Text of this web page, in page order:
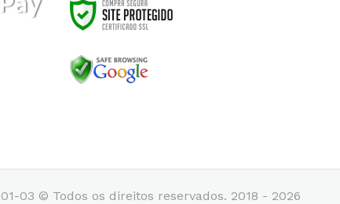
03 © Todos os direitos reservados. 2018 - 2026